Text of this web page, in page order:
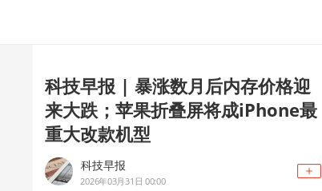
科技早报 | 暴涨数月后内存价格迎
来大跌；苹果折叠屏将成iPhone最
重大改款机型
科技早报
2026年03月31日 00:00